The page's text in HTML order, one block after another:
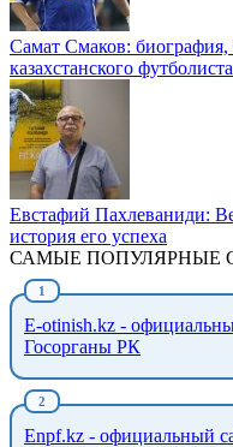
Самат Смаков: биография,
казахстанского
Евстафий Пахлеваниди:
история его успеха
САМЫЕ ПОПУЛЯРНЫЕ
E-otinish.kz -
Госорганы РК
Enpf.kz - официальный